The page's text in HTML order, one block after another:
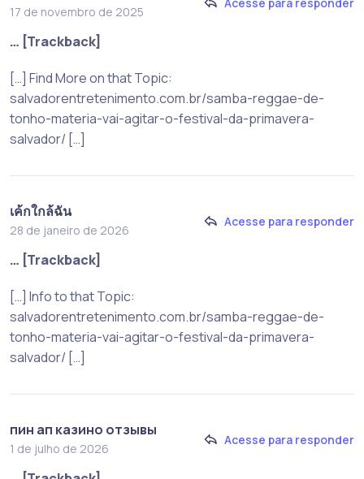
17 de novembro de 2025
… [Trackback]
[…] Find More on that Topic:
salvadorentretenimento.com.br/samba-reggae-de-
tonho-materia-vai-agitar-o-festival-da-primavera-
salvador/ […]
เค้กใกล้ฉัน
28 de janeiro de 2026
Acesse para responder
… [Trackback]
[…] Info to that Topic:
salvadorentretenimento.com.br/samba-reggae-de-
tonho-materia-vai-agitar-o-festival-da-primavera-
salvador/ […]
пин ап казино отзывы
1 de julho de 2026
Acesse para responder